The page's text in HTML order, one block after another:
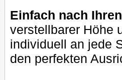
Einfach nach
verstellbarer Höhe
individuell an jede
den perfekten